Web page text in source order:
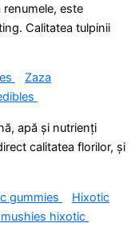
renumele, este
Calitatea tulpinii
Zaza
apă și nutrienți
calitatea florilor, și
gummies
Hixotic
hixotic